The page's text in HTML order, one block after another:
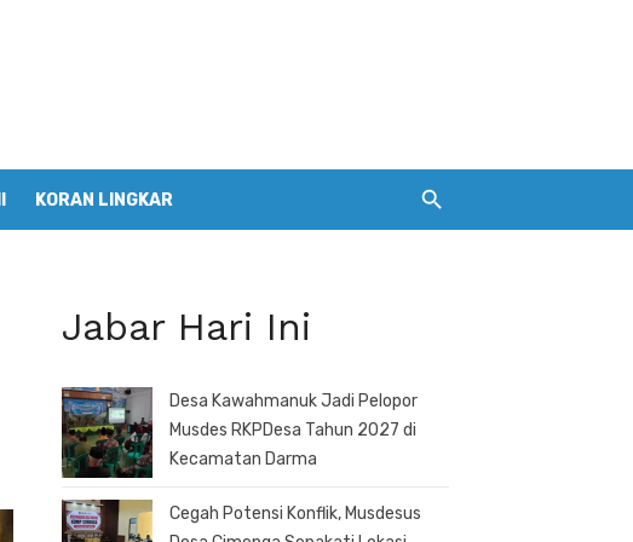
KORAN LINGKAR
Jabar Hari Ini
Desa Kawahmanuk Jadi Pelopor
Musdes RKPDesa Tahun 2027 di
Kecamatan Darma
Cegah Potensi Konflik, Musdesus